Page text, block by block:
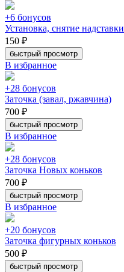
+6 бонусов
Установка, снятие надставки
150 ₽
быстрый просмотр
В избранное
+28 бонусов
Заточка (завал, ржавчина)
700 ₽
быстрый просмотр
В избранное
+28 бонусов
Заточка Новых коньков
700 ₽
быстрый просмотр
В избранное
+20 бонусов
Заточка фигурных коньков
500 ₽
быстрый просмотр